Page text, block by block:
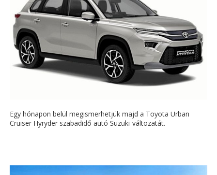
Egy hónapon belül megismerhetjük majd a Toyota Urban
Cruiser Hyryder szabadidő-autó Suzuki-változatát.